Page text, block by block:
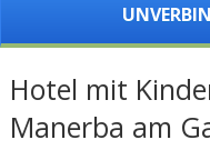
Hotel mit
Manerba am